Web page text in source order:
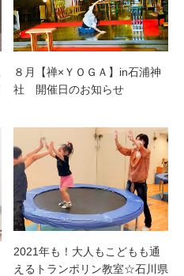
８月【禅×ＹＯＧＡ】in石浦神
社 開催日のお知らせ
2021年も！大人もこどもも通
えるトランポリン教室☆石川県